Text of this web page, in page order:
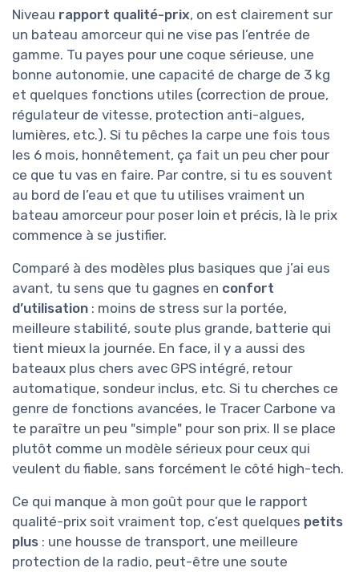
Niveau rapport qualité-prix, on est clairement sur
un bateau amorceur qui ne vise pas l’entrée de
gamme. Tu payes pour une coque sérieuse, une
bonne autonomie, une capacité de charge de 3 kg
et quelques fonctions utiles (correction de proue,
régulateur de vitesse, protection anti-algues,
lumières, etc.). Si tu pêches la carpe une fois tous
les 6 mois, honnêtement, ça fait un peu cher pour
ce que tu vas en faire. Par contre, si tu es souvent
au bord de l’eau et que tu utilises vraiment un
bateau amorceur pour poser loin et précis, là le prix
commence à se justifier.
Comparé à des modèles plus basiques que j’ai eus
avant, tu sens que tu gagnes en confort
d’utilisation : moins de stress sur la portée,
meilleure stabilité, soute plus grande, batterie qui
tient mieux la journée. En face, il y a aussi des
bateaux plus chers avec GPS intégré, retour
automatique, sondeur inclus, etc. Si tu cherches ce
genre de fonctions avancées, le Tracer Carbone va
te paraître un peu "simple" pour son prix. Il se place
plutôt comme un modèle sérieux pour ceux qui
veulent du fiable, sans forcément le côté high-tech.
Ce qui manque à mon goût pour que le rapport
qualité-prix soit vraiment top, c’est quelques petits
plus : une housse de transport, une meilleure
protection de la radio, peut-être une soute